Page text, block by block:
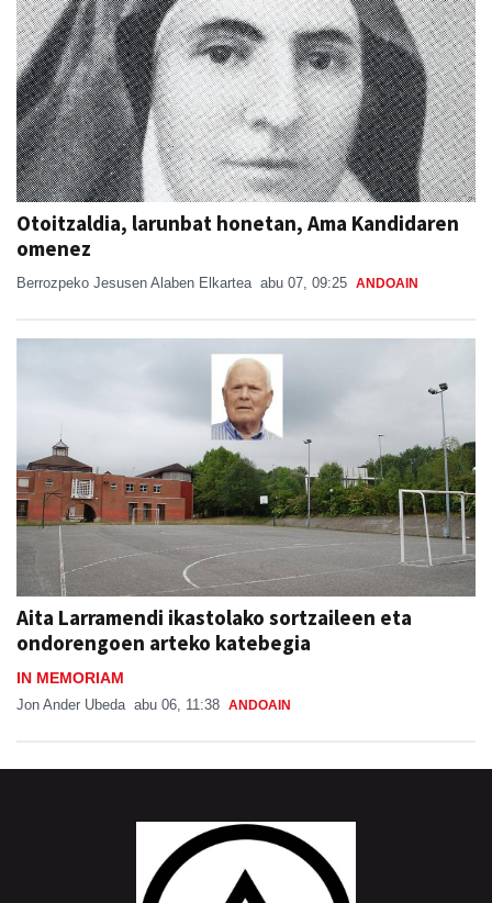
Otoitzaldia, larunbat honetan, Ama Kandidaren
omenez
Berrozpeko Jesusen Alaben Elkartea abu 07, 09:25 ANDOAIN
Aita Larramendi ikastolako sortzaileen eta
ondorengoen arteko katebegia
IN MEMORIAM
Jon Ander Ubeda abu 06, 11:38 ANDOAIN